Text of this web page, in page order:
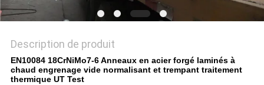
PRIVACY
Description de produit
EN10084 18CrNiMo7-6 Anneaux en acier forgé laminés à
chaud engrenage vide normalisant et trempant traitement
thermique UT Test